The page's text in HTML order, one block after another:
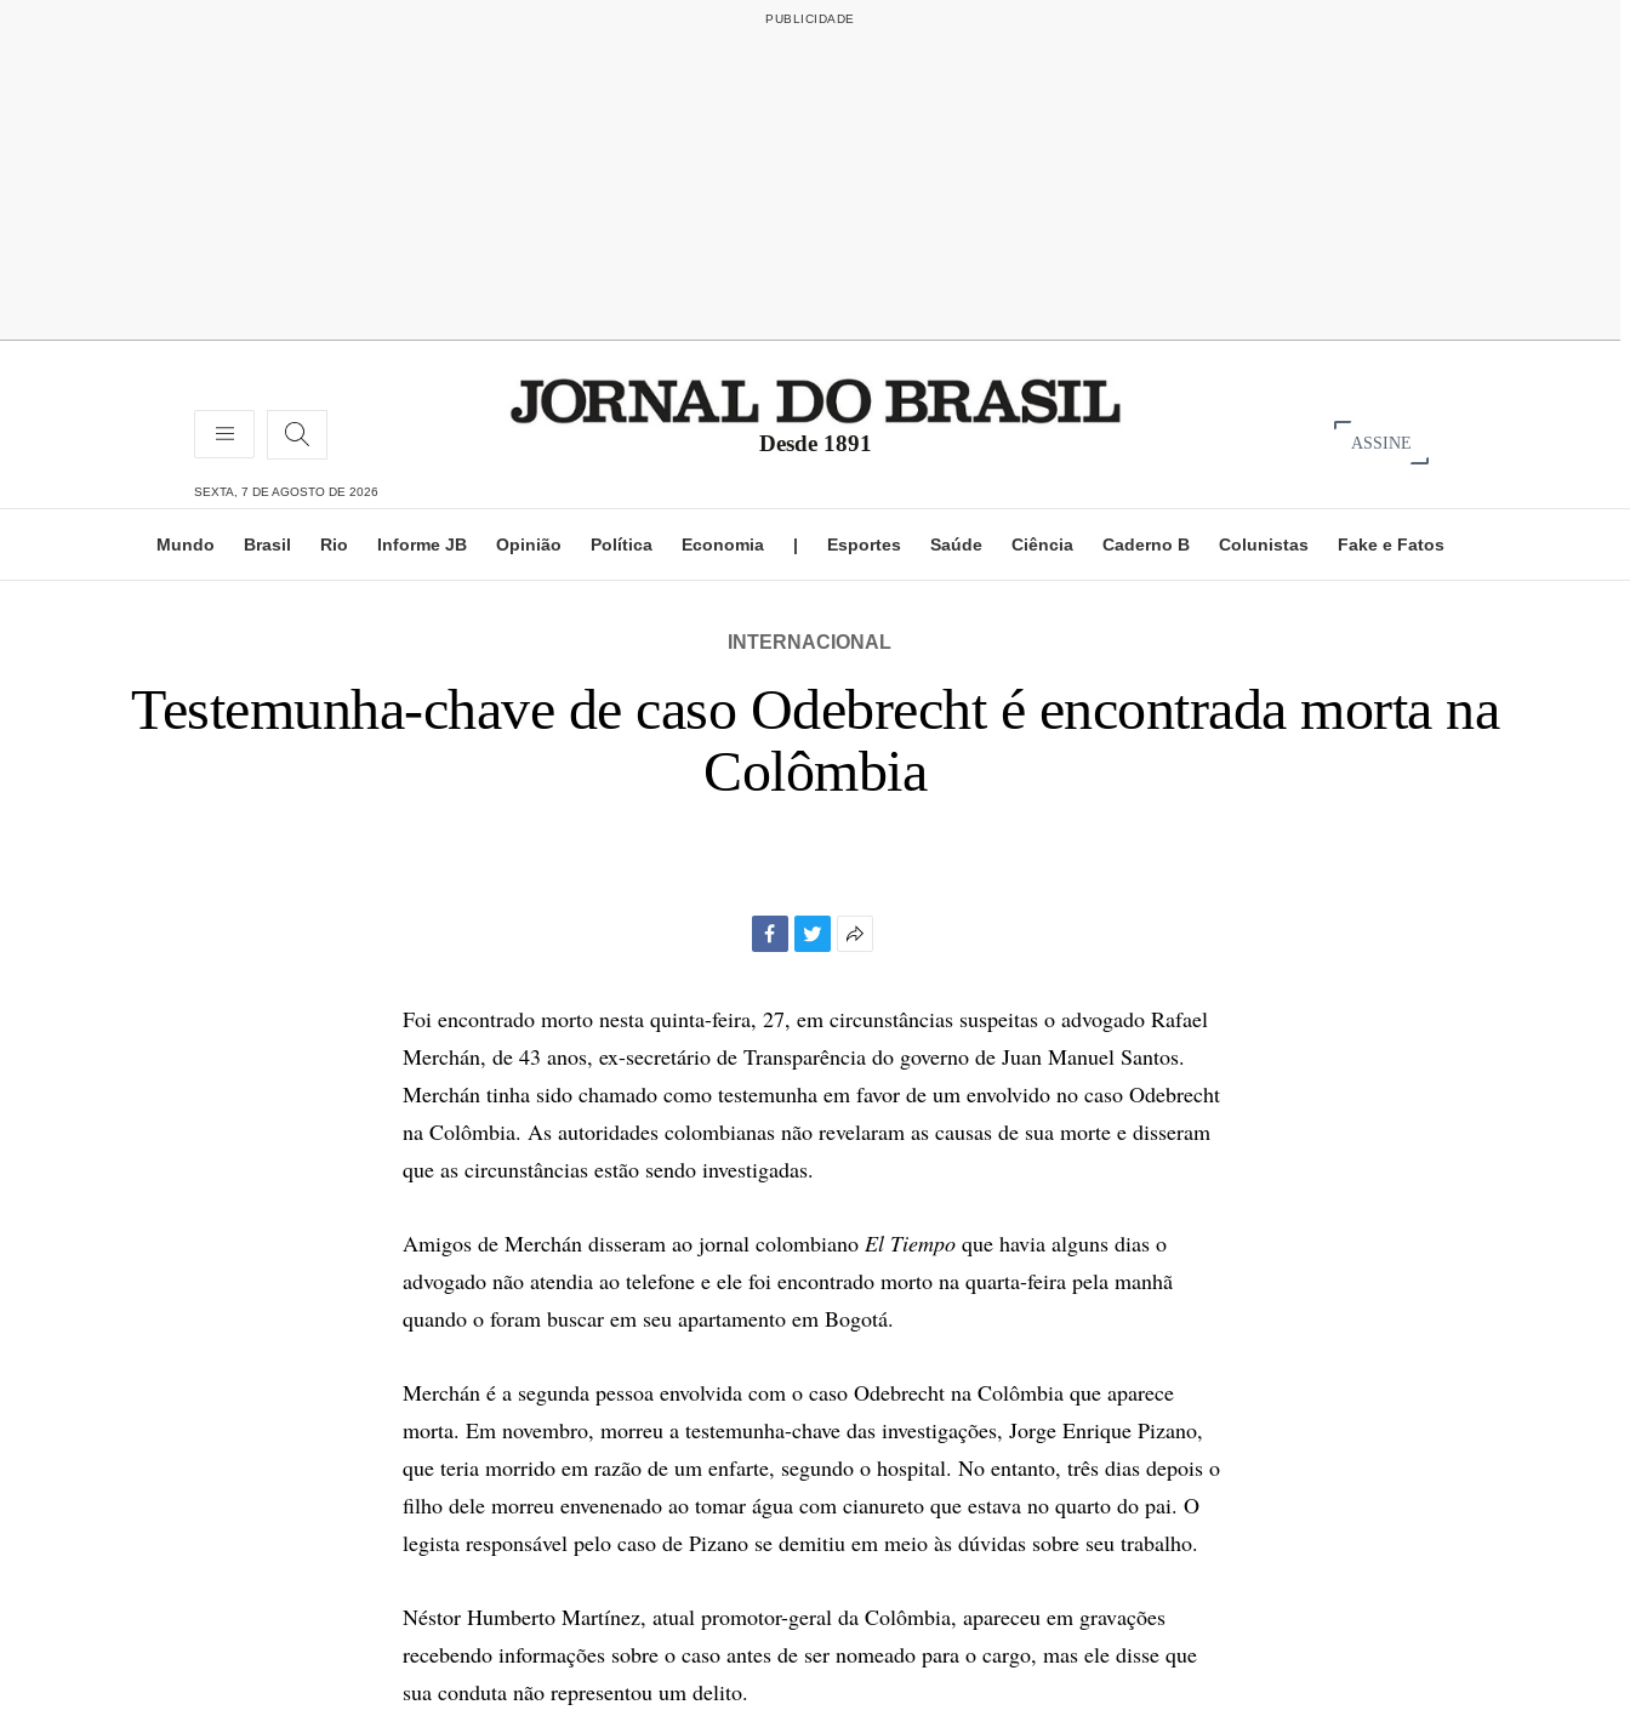
Desde 1891 ASSINE
SEXTA, 7 DE AGOSTO DE 2026
Mundo Brasil Rio Informe JB Opinião Política Economia | Esportes Saúde Ciência Caderno B Colunistas Fake e Fatos
INTERNACIONAL
Testemunha-chave de caso Odebrecht é encontrada morta na
Colômbia
compartilhamento
Foi encontrado morto nesta quinta-feira, 27, em circunstâncias suspeitas o advogado Rafael
Merchán, de 43 anos, ex-secretário de Transparência do governo de Juan Manuel Santos.
Merchán tinha sido chamado como testemunha em favor de um envolvido no caso Odebrecht
na Colômbia. As autoridades colombianas não revelaram as causas de sua morte e disseram
que as circunstâncias estão sendo investigadas.
Amigos de Merchán disseram ao jornal colombiano El Tiempo que havia alguns dias o
advogado não atendia ao telefone e ele foi encontrado morto na quarta-feira pela manhã
quando o foram buscar em seu apartamento em Bogotá.
Merchán é a segunda pessoa envolvida com o caso Odebrecht na Colômbia que aparece
morta. Em novembro, morreu a testemunha-chave das investigações, Jorge Enrique Pizano,
que teria morrido em razão de um enfarte, segundo o hospital. No entanto, três dias depois o
filho dele morreu envenenado ao tomar água com cianureto que estava no quarto do pai. O
legista responsável pelo caso de Pizano se demitiu em meio às dúvidas sobre seu trabalho.
Néstor Humberto Martínez, atual promotor-geral da Colômbia, apareceu em gravações
recebendo informações sobre o caso antes de ser nomeado para o cargo, mas ele disse que
sua conduta não representou um delito.